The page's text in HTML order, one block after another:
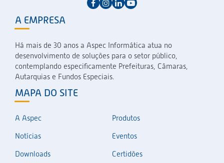
A EMPRESA
Há mais de 30 anos a Aspec Informática atua no
desenvolvimento de soluções para o setor público,
contemplando especificamente Prefeituras, Câmaras,
Autarquias e Fundos Especiais.
MAPA DO SITE
A Aspec
Produtos
Notícias
Eventos
Downloads
Certidões